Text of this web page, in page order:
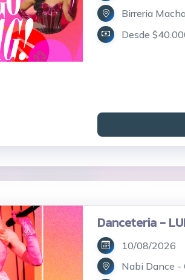
Birreria
Desde
Danceteria -
10/08/2026
Nabi Dance -